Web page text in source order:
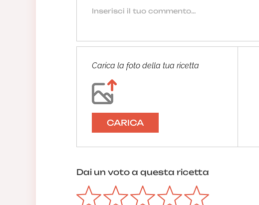
Carica la foto della tua ricetta
CARICA
Dai un voto a questa ricetta